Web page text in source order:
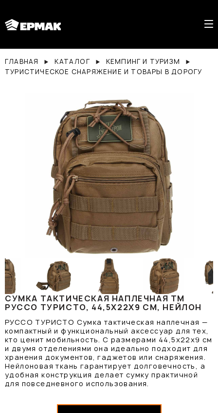
ГЛАВНАЯ КАТАЛОГ
КЕМПИНГ И ТУРИЗМ
ТУРИСТИЧЕСКОЕ СНАРЯЖЕНИЕ И ТОВАРЫ В ДОРОГУ
СУМКА ТАКТИЧЕСКАЯ НАПЛЕЧНАЯ ТМ
РУССО ТУРИСТО, 44,5Х22Х9 СМ, НЕЙЛОН
РУССО ТУРИСТО Сумка тактическая наплечная —
компактный и функциональный аксессуар для тех,
кто ценит мобильность. С размерами 44,5х22х9 см
и двумя отделениями она идеально подходит для
хранения документов, гаджетов или снаряжения.
Нейлоновая ткань гарантирует долговечность, а
удобная конструкция делает сумку практичной
для повседневного использования.